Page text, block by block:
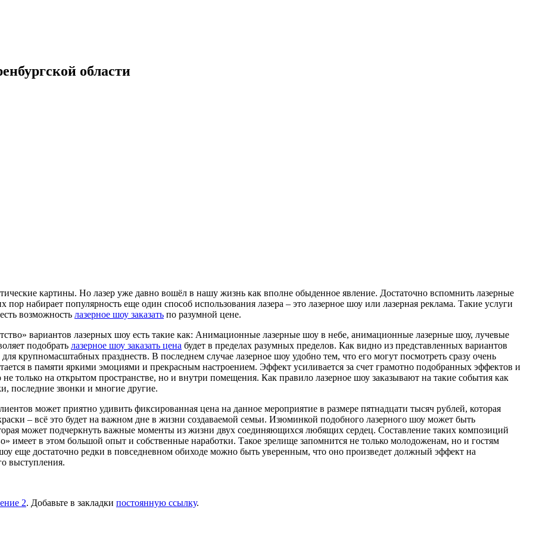
области
картины. Но лазер уже давно вошёл в нашу жизнь как вполне обыденное явление. Достаточно вспомнить лазерные
набирает популярность еще один способ использования лазера – это лазерное шоу или лазерная реклама. Такие услуги
возможность лазерное шоу заказать по разумной цене.
вариантов лазерных шоу есть такие как: Анимационные лазерные шоу в небе, анимационные лазерные шоу, лучевые
подобрать лазерное шоу заказать цена будет в пределах разумных пределов. Как видно из представленных вариантов
крупномасштабных празднеств. В последнем случае лазерное шоу удобно тем, что его могут посмотреть сразу очень
в памяти яркими эмоциями и прекрасным настроением. Эффект усиливается за счет грамотно подобранных эффектов и
только на открытом пространстве, но и внутри помещения. Как правило лазерное шоу заказывают на такие события как
последние звонки и многие другие.
может приятно удивить фиксированная цена на данное мероприятие в размере пятнадцати тысяч рублей, которая
– всё это будет на важном дне в жизни создаваемой семьи. Изюминкой подобного лазерного шоу может быть
может подчеркнуть важные моменты из жизни двух соединяющихся любящих сердец. Составление таких композиций
имеет в этом большой опыт и собственные наработки. Такое зрелище запомнится не только молодоженам, но и гостям
еще достаточно редки в повседневном обиходе можно быть уверенным, что оно произведет должный эффект на
выступления.
2. Добавьте в закладки постоянную ссылку.